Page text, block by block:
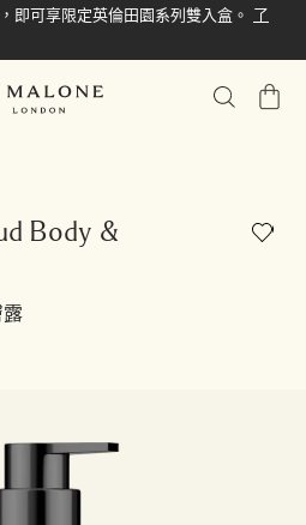
即可享限定英倫田園系列雙入盒。
了
我
Body &
露